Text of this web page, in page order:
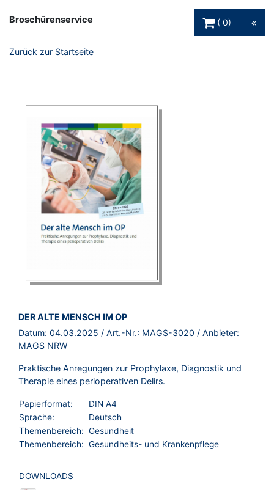
Broschürenservice
0
Zurück zur Startseite
BROSCHÜRE:
DER ALTE MENSCH IM OP
Datum: 04.03.2025 / Art.-Nr.: MAGS-3020 / Anbieter:
MAGS NRW
Praktische Anregungen zur Prophylaxe, Diagnostik und
Therapie eines perioperativen Delirs.
Papierformat:
DIN A4
Sprache:
Deutsch
Themenbereich: Gesundheit
Themenbereich: Gesundheits- und Krankenpflege
DOWNLOADS